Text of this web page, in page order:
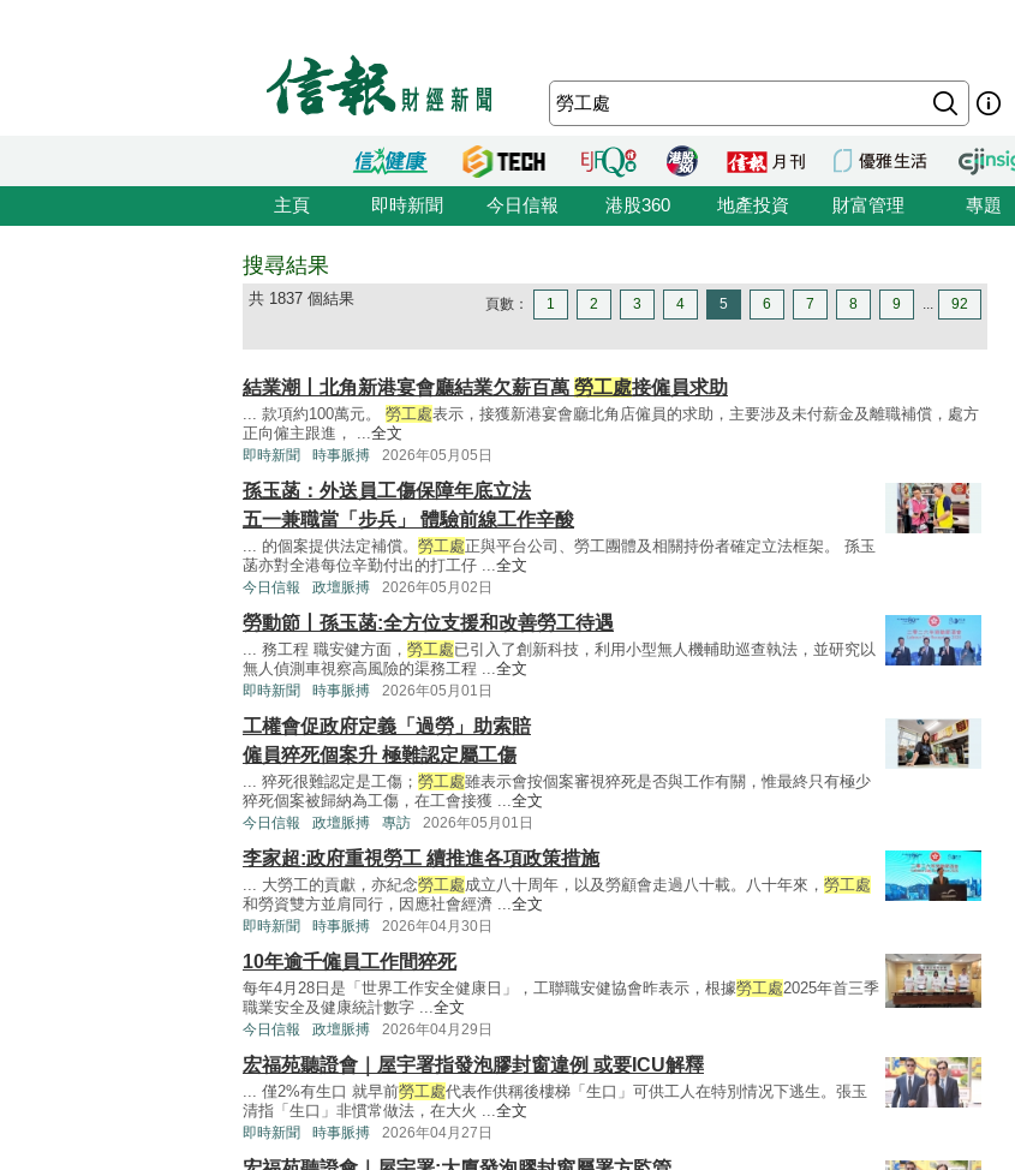
主頁 即時新聞 今日信報 港股360 地產投資 財富管理 專題
搜尋結果
共 1837 個結果 頁數： 1 2 3 4 5 6 7 8 9 ... 92
結業潮丨北角新港宴會廳結業欠薪百萬 勞工處接僱員求助
... 款項約100萬元。 勞工處表示，接獲新港宴會廳北角店僱員的求助，主要涉及未付薪金及離職補償，處方
正向僱主跟進， ...全文
即時新聞 時事脈搏 2026年05月05日
孫玉菡：外送員工傷保障年底立法
五一兼職當「步兵」 體驗前線工作辛酸
... 的個案提供法定補償。 勞工處正與平台公司、勞工團體及相關持份者確定立法框架。 孫玉
菡亦對全港每位辛勤付出的打工仔 ...全文
今日信報 政壇脈搏 2026年05月02日
勞動節丨孫玉菡:全方位支援和改善勞工待遇
... 務工程 職安健方面， 勞工處已引入了創新科技，利用小型無人機輔助巡查執法，並研究以
無人偵測車視察高風險的渠務工程 ...全文
即時新聞 時事脈搏 2026年05月01日
工權會促政府定義「過勞」助索賠
僱員猝死個案升 極難認定屬工傷
... 猝死很難認定是工傷； 勞工處雖表示會按個案審視猝死是否與工作有關，惟最終只有極少
猝死個案被歸納為工傷，在工會接獲 ...全文
今日信報 政壇脈搏 專訪 2026年05月01日
李家超:政府重視勞工 續推進各項政策措施
... 大勞工的貢獻，亦紀念勞工處成立八十周年，以及勞顧會走過八十載。八十年來， 勞工處
和勞資雙方並肩同行，因應社會經濟 ...全文
即時新聞 時事脈搏 2026年04月30日
10年逾千僱員工作間猝死
每年4月28日是「世界工作安全健康日」，工聯職安健協會昨表示，根據勞工處2025年首三季
職業安全及健康統計數字 ...全文
今日信報 政壇脈搏 2026年04月29日
宏福苑聽證會｜屋宇署指發泡膠封窗違例 或要ICU解釋
... 僅2%有生口 就早前勞工處代表作供稱後樓梯「生口」可供工人在特別情况下逃生。張玉
清指「生口」非慣常做法，在大火 ...全文
即時新聞 時事脈搏 2026年04月27日